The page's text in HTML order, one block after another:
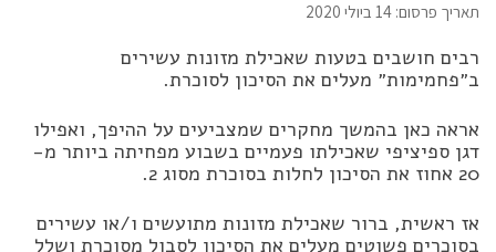
תאריך פרסום: 14 ביולי 2020
רבים חושבים בטעות שאכילת מזונות עשירים
ב״פחמימות״ מעלים את הסיכון לסוכרת.
אראה כאן בהמשך מחקרים שמצביעים על ההיפך, ואפילו
דגן ספיציפי שאכילתו פעמיים בשבוע מפחיתה ביותר מ-
20 אחוז את הסיכון לחלות בסוכרת מסוג 2.
אז ראשית, ברור שאכילת מזונות מתועשים ו/או עשירים
בסוכרים פשוטים מעלים את הסיכון לסבול מסוכרת ושלל